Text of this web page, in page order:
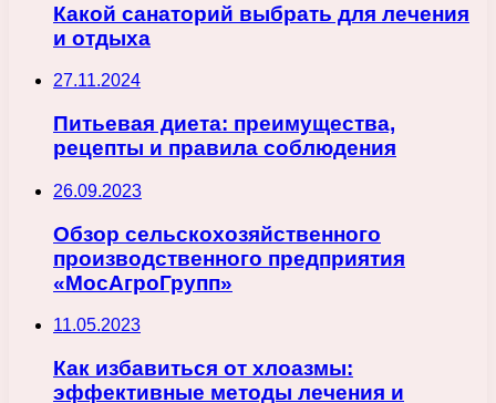
Какой санаторий выбрать для лечения
и отдыха
27.11.2024
Питьевая диета: преимущества,
рецепты и правила соблюдения
26.09.2023
Обзор сельскохозяйственного
производственного предприятия
«МосАгроГрупп»
11.05.2023
Как избавиться от хлоазмы:
эффективные методы лечения и